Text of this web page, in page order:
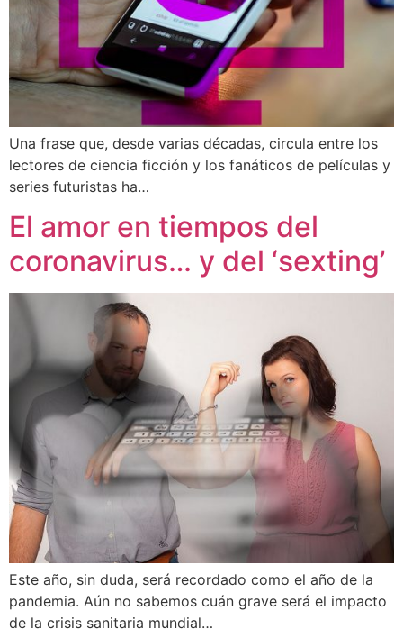
Una frase que, desde varias décadas, circula entre los
lectores de ciencia ficción y los fanáticos de películas y
series futuristas ha…
El amor en tiempos del
coronavirus… y del ‘sexting’
Este año, sin duda, será recordado como el año de la
pandemia. Aún no sabemos cuán grave será el impacto
de la crisis sanitaria mundial…